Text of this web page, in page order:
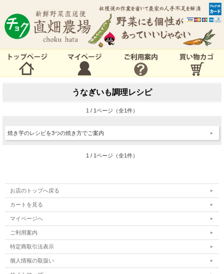
うなぎいも調理レシピ
1 / 1ページ（全1件）
焼き芋のレシピを3つの焼き方でご案内
1 / 1ページ（全1件）
お店のトップへ戻る
カートを見る
マイページへ
ご利用案内
特定商取引法表示
個人情報の取扱い